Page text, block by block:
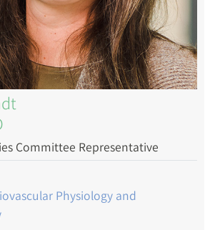
Committee Representative
Physiology and